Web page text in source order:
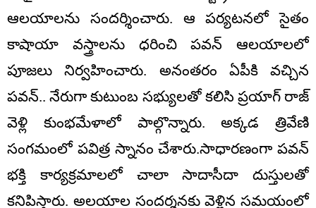
ఆలయాలను సందర్శించారు. ఆ పర్యటనలో సైతం
కాషాయా వస్త్రాలను ధరించి పవన్ ఆలయాలలో
పూజలు నిర్వహించారు. అనంతరం ఏపీకి వచ్చిన
పవన్.. నేరుగా కుటుంబ సభ్యులతో కలిసి ప్రయాగ్ రాజ్
వెళ్లి కుంభమేళాలో పాల్గొన్నారు. అక్కడ త్రివేణి
సంగమంలో పవిత్ర స్నానం చేశారు.సాధారణంగా పవన్
భక్తి కార్యక్రమాలలో చాలా సాదాసీదా దుస్తులతో
కనిపిస్తారు. అలయాల సందర్శనకు వెళ్లిన సమయంలో